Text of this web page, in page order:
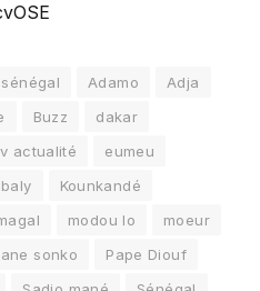
Adamo
Adja
Buzz
dakar
actualité
eumeu
Kounkandé
modou lo
moeur
sonko
Pape Diouf